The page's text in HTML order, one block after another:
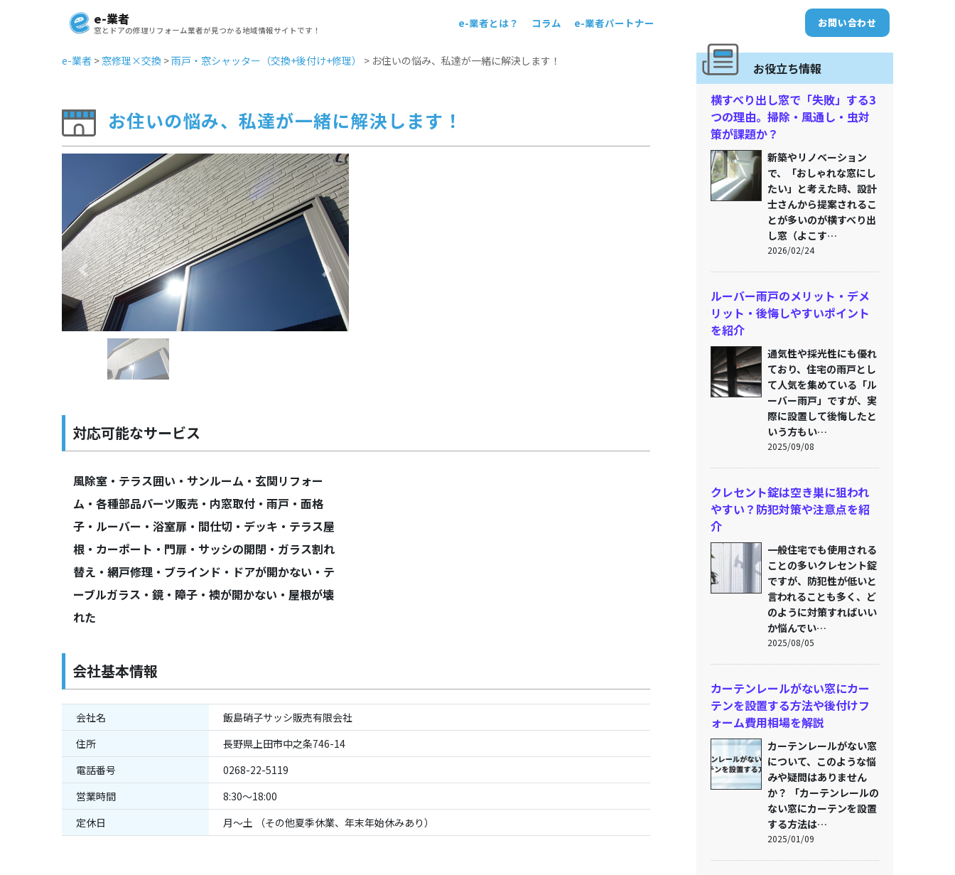
e-業者
窓とドアの修理リフォーム業者が見つかる地域情報サイトです！
e-業者とは？ コラム e-業者パートナー お問い合わせ
e-業者 > 窓修理×交換 >雨戸・窓シャッター（交換+後付け+修理） > お住いの悩み、私達が一緒に解決します！
お住いの悩み、私達が一緒に解決します！
Previous Next
対応可能なサービス
風除室・テラス囲い・サンルーム・玄関リフォー
ム・各種部品パーツ販売・内窓取付・雨戸・面格
子・ルーバー・浴室扉・間仕切・デッキ・テラス屋
根・カーポート・門扉・サッシの開閉・ガラス割れ
替え・網戸修理・ブラインド・ドアが開かない・テ
ーブルガラス・鏡・障子・襖が開かない・屋根が壊
れた
会社基本情報
会社名
飯島硝子サッシ販売有限会社
住所
長野県上田市中之条746-14
電話番号
0268-22-5119
営業時間
8:30～18:00
定休日
月～土 （その他夏季休業、年末年始休みあり）
お役立ち情報
横すべり出し窓で「失敗」する3
つの理由。掃除・風通し・虫対
策が課題か？
新築やリノベーション
で、「おしゃれな窓にし
たい」と考えた時、設計
士さんから提案されるこ
とが多いのが横すべり出
し窓（よこす…
2026/02/24
ルーバー雨戸のメリット・デメ
リット・後悔しやすいポイント
を紹介
通気性や採光性にも優れ
ており、住宅の雨戸とし
て人気を集めている「ル
ーバー雨戸」ですが、実
際に設置して後悔したと
いう方もい…
2025/09/08
クレセント錠は空き巣に狙われ
やすい？防犯対策や注意点を紹
介
一般住宅でも使用される
ことの多いクレセント錠
ですが、防犯性が低いと
言われることも多く、ど
のように対策すればいい
か悩んでい…
2025/08/05
カーテンレールがない窓にカー
テンを設置する方法や後付けフ
ォーム費用相場を解説
カーテンレールがない窓
について、このような悩
みや疑問はありません
か？ 「カーテンレールの
ない窓にカーテンを設置
する方法は…
2025/01/09